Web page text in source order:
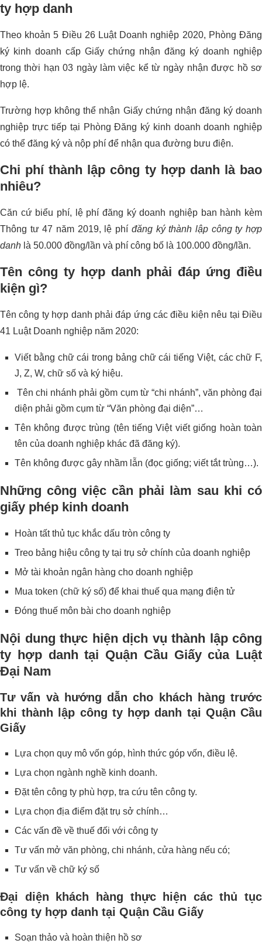
ty hợp danh
Theo khoản 5 Điều 26 Luật Doanh nghiệp 2020, Phòng Đăng
ký kinh doanh cấp Giấy chứng nhận đăng ký doanh nghiệp
trong thời hạn 03 ngày làm việc kể từ ngày nhận được hồ sơ
hợp lệ.
Trường hợp không thể nhận Giấy chứng nhận đăng ký doanh
nghiệp trực tiếp tại Phòng Đăng ký kinh doanh doanh nghiệp
có thể đăng ký và nộp phí để nhận qua đường bưu điện.
Chi phí thành lập công ty hợp danh là bao
nhiêu?
Căn cứ biểu phí, lệ phí đăng ký doanh nghiệp ban hành kèm
Thông tư 47 năm 2019, lệ phí đăng ký thành lập công ty hợp
danh là 50.000 đồng/lần và phí công bố là 100.000 đồng/lần.
Tên công ty hợp danh phải đáp ứng điều
kiện gì?
Tên công ty hợp danh phải đáp ứng các điều kiện nêu tại Điều
41 Luật Doanh nghiệp năm 2020:
Viết bằng chữ cái trong bảng chữ cái tiếng Việt, các chữ F,
J, Z, W, chữ số và ký hiệu.
Tên chi nhánh phải gồm cụm từ “chi nhánh”, văn phòng đại
diện phải gồm cụm từ “Văn phòng đại diện”…
Tên không được trùng (tên tiếng Việt viết giống hoàn toàn
tên của doanh nghiệp khác đã đăng ký).
Tên không được gây nhầm lẫn (đọc giống; viết tắt trùng…).
Những công việc cần phải làm sau khi có
giấy phép kinh doanh
Hoàn tất thủ tục khắc dấu tròn công ty
Treo bảng hiệu công ty tại trụ sở chính của doanh nghiệp
Mở tài khoản ngân hàng cho doanh nghiệp
Mua token (chữ ký số) để khai thuế qua mạng điện tử
Đóng thuế môn bài cho doanh nghiệp
Nội dung thực hiện dịch vụ thành lập công
ty hợp danh tại Quận Cầu Giấy của Luật
Đại Nam
Tư vấn và hướng dẫn cho khách hàng trước
khi thành lập công ty hợp danh tại Quận Cầu
Giấy
Lựa chọn quy mô vốn góp, hình thức góp vốn, điều lệ.
Lựa chọn ngành nghề kinh doanh.
Đặt tên công ty phù hợp, tra cứu tên công ty.
Lựa chọn địa điểm đặt trụ sở chính…
Các vấn đề về thuế đối với công ty
Tư vấn mở văn phòng, chi nhánh, cửa hàng nếu có;
Tư vấn về chữ ký số
Đại diện khách hàng thực hiện các thủ tục
công ty hợp danh tại Quận Cầu Giấy
Soạn thảo và hoàn thiện hồ sơ